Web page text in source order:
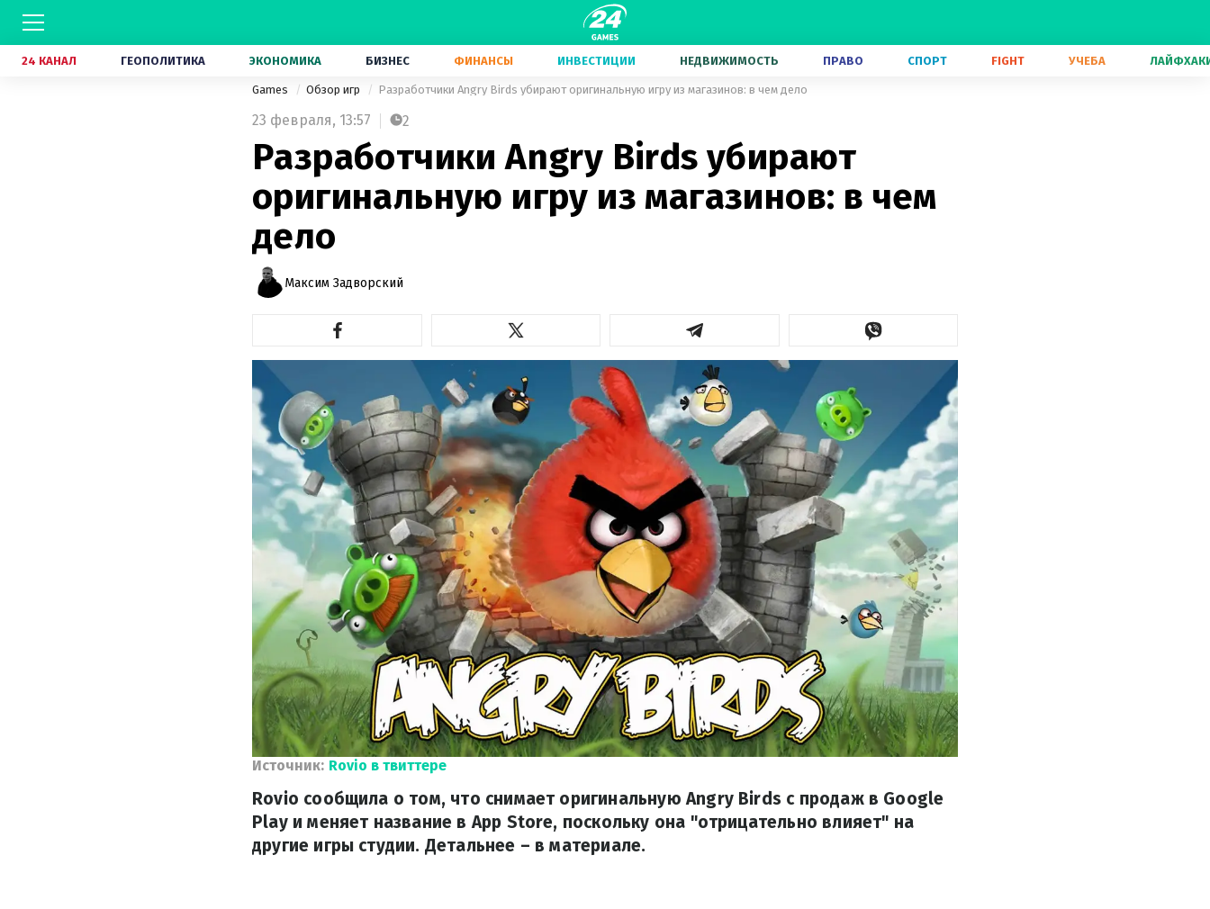
24 КАНАЛ ГЕОПОЛИТИКА ЭКОНОМИКА БИЗНЕС ФИНАНСЫ ИНВЕСТИЦИИ НЕДВИЖИМОСТЬ ПРАВО СПОРТ FIGHT УЧЕБА
Games Обзор игр Разработчики Angry Birds убирают оригинальную игру из магазинов: в чем дело
23 февраля, 13:57 2
Разработчики Angry Birds убирают
оригинальную игру из магазинов: в чем
дело
Максим Задворский
Источник: Rovio в твиттере
Rovio сообщила о том, что снимает оригинальную Angry Birds с продаж в Google
Play и меняет название в App Store, поскольку она "отрицательно влияет" на
другие игры студии. Детальнее – в материале.